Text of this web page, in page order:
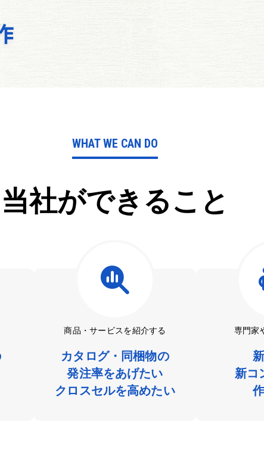
WHAT WE CAN DO
当社ができること
商品・サービスを紹介する
カタログ・同梱物の
発注率をあげたい
クロスセルを高めたい
専門家
新コ